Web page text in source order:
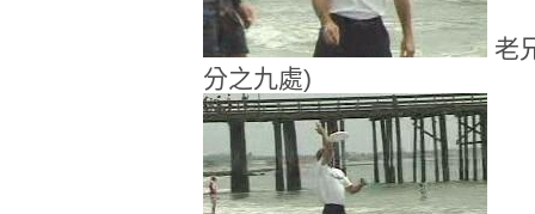
老
分之九處)